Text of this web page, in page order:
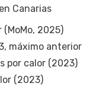
Canarias
2025)
máximo anterior
por calor (2023)
(2023)